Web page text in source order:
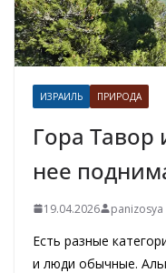
ИЗРАИЛЬ ПРИРОДА
Гора Тавор
нее
19.04.2026 panizosya
Есть разные
и люди обычные.